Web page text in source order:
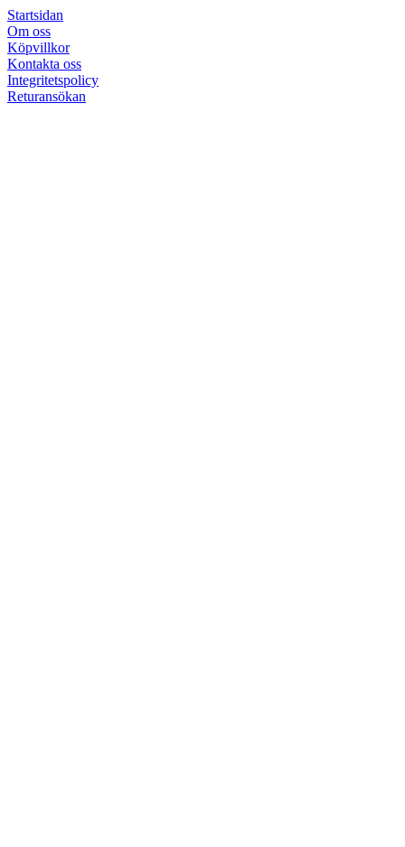
Startsidan
Om oss
Köpvillkor
Kontakta oss
Integritetspolicy
Returansökan